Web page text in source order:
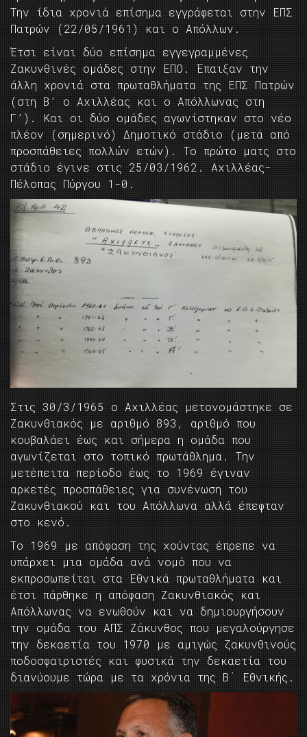
Την ίδια χρονιά επίσημα εγγράφεται στην ΕΠΣ
Πατρών (22/05/1961) και ο Απόλλων.
Έτσι είναι δύο επίσημα εγγεγραμμένες
Ζακυνθινές ομάδες στην ΕΠΟ. Έπαιξαν την
άλλη χρονιά στα πρωταθλήματα της ΕΠΣ Πατρών
(στη Β’ ο Αχιλλέας και ο Απόλλωνας στη
Γ’). Και οι δύο ομάδες αγωνίστηκαν στο νέο
πλέον (σημερινό) Δημοτικό στάδιο (μετά από
προσπάθειες πολλών ετών). Το πρώτο ματς στο
στάδιο έγινε στις 25/03/1962. Αχιλλέας-
Πέλοπας Πύργου 1-0.
Στις 30/3/1965 ο Αχιλλέας μετονομάστηκε σε
Ζακυνθιακός με αριθμό 893, αριθμό που
κουβαλάει έως και σήμερα η ομάδα που
αγωνίζεται στο τοπικό πρωτάθλημα. Την
μετέπειτα περίοδο έως το 1969 έγιναν
αρκετές προσπάθειες για συνένωση του
Ζακυνθιακού και του Απόλλωνα αλλά έπεφταν
στο κενό.
Το 1969 με απόφαση της χούντας έπρεπε να
υπάρχει μια ομάδα ανά νομό που να
εκπροσωπείται στα Εθνικά πρωταθλήματα και
έτσι πάρθηκε η απόφαση Ζακυνθιακός και
Απόλλωνας να ενωθούν και να δημιουργήσουν
την ομάδα του ΑΠΣ Ζάκυνθος που μεγαλούργησε
την δεκαετία του 1970 με αμιγώς ζακυνθινούς
ποδοσφαιριστές και φυσικά την δεκαετία του
διανύουμε τώρα με τα χρόνια της Β΄ Εθνικής.